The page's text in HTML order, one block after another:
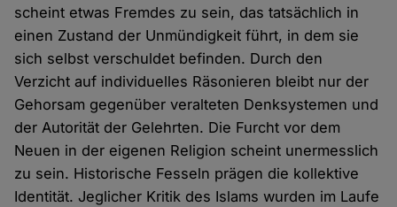
scheint etwas Fremdes zu sein, das tatsächlich in
einen Zustand der Unmündigkeit führt, in dem sie
sich selbst verschuldet befinden. Durch den
Verzicht auf individuelles Räsonieren bleibt nur der
Gehorsam gegenüber veralteten Denksystemen und
der Autorität der Gelehrten. Die Furcht vor dem
Neuen in der eigenen Religion scheint unermesslich
zu sein. Historische Fesseln prägen die kollektive
Identität. Jeglicher Kritik des Islams wurden im Laufe